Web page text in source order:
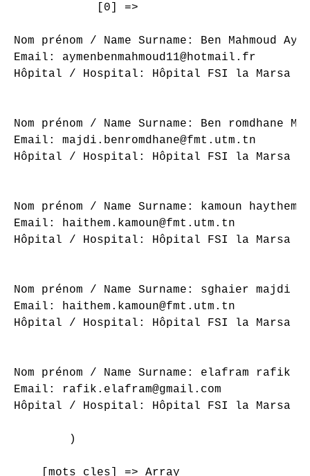
            [0] =>
Nom prénom / Name Surname: Ben Mahmoud
Email: aymenbenmahmoud11@hotmail.fr
Hôpital / Hospital: Hôpital FSI la Marsa
Nom prénom / Name Surname: Ben romdhane
Email: majdi.benromdhane@fmt.utm.tn
Hôpital / Hospital: Hôpital FSI la Marsa
Nom prénom / Name Surname: kamoun haythem
Email: haithem.kamoun@fmt.utm.tn
Hôpital / Hospital: Hôpital FSI la Marsa
Nom prénom / Name Surname: sghaier majdi
Email: haithem.kamoun@fmt.utm.tn
Hôpital / Hospital: Hôpital FSI la Marsa
Nom prénom / Name Surname: elafram rafik
Email: rafik.elafram@gmail.com
Hôpital / Hospital: Hôpital FSI la Marsa
        )
    [mots_cles] => Array